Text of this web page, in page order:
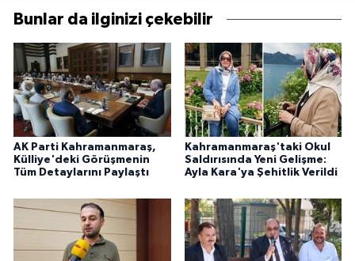
Bunlar da ilginizi çekebilir
AK Parti Kahramanmaraş,
Külliye'deki Görüşmenin
Tüm Detaylarını Paylaştı
Kahramanmaraş'taki Okul
Saldırısında Yeni Gelişme:
Ayla Kara'ya Şehitlik Verildi